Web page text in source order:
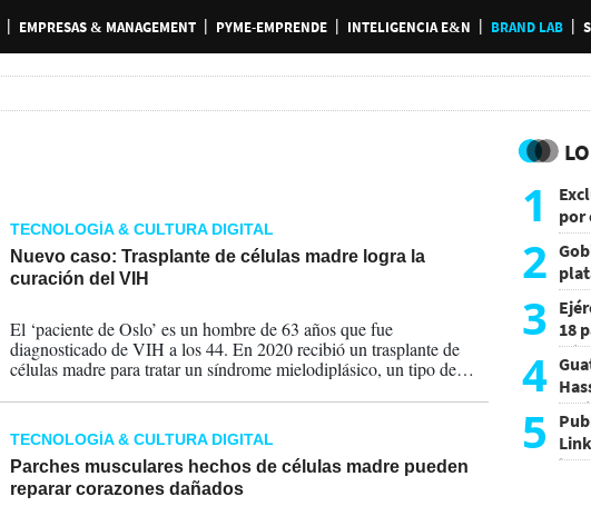
EMPRESAS & MANAGEMENT PYME-EMPRENDE INTELIGENCIA E&N BRAND LAB
TECNOLOGÍA & CULTURA DIGITAL
Nuevo caso: Trasplante de células madre logra la
curación del VIH
El ‘paciente de Oslo’ es un hombre de 63 años que fue
diagnosticado de VIH a los 44. En 2020 recibió un trasplante de
células madre para tratar un síndrome mielodiplásico, un tipo de
natural CCR5-delta 32.
TECNOLOGÍA & CULTURA DIGITAL
Parches musculares hechos de células madre pueden
reparar corazones dañados
1
por
2
3 18
4
5